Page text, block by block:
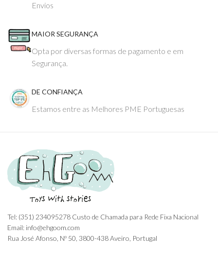
Envios
MAIOR SEGURANÇA
Opta por diversas formas de pagamento e em
Segurança.
DE CONFIANÇA
Estamos entre as Melhores PME Portuguesas
Tel: (351) 234095278 Custo de Chamada para Rede Fixa Nacional
Email: info@ehgoom.com
Rua José Afonso, Nº 50, 3800-438 Aveiro, Portugal